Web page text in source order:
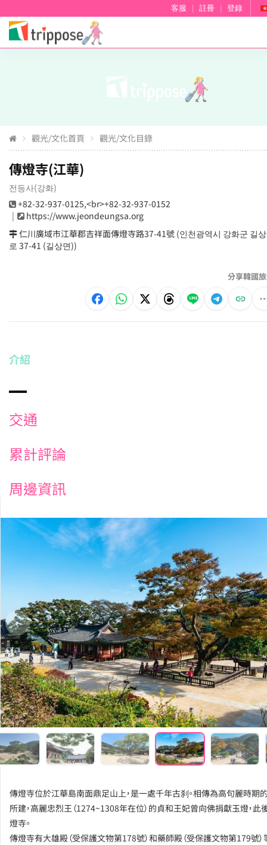
客服 註冊 登錄
觀光/文化首頁 觀光/文化目錄
傳燈寺(江華)
전등사(강화)
+82-32-937-0125,<br>+82-32-937-0152
https://www.jeondeungsa.org
仁川廣域市江華郡吉祥面傳燈寺路37-41號 (인천광역시 강화군 길
로 37-41 (길상면))
分享韓國
介紹
交通
累計評論
周邊資訊
‹
傳燈寺位於江華島南面鼎足山上，是一處千年古刹。相傳為高句麗時期
所建，高麗忠烈王（1274~1308年在位）的貞和王妃曾向佛捐獻玉燈，此
燈寺。
傳燈寺有大雄殿（受保護文物第178號）和藥師殿（受保護文物第179號